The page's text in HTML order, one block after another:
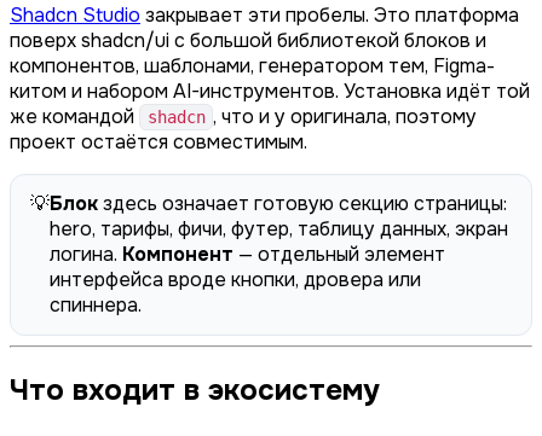
Shadcn Studio закрывает эти пробелы. Это платформа
поверх shadcn/ui с большой библиотекой блоков и
компонентов, шаблонами, генератором тем, Figma-
китом и набором AI-инструментов. Установка идёт той
же командой
shadcn , что и у оригинала, поэтому
проект остаётся совместимым.
💡Блокздесь означает готовую секцию страницы:
hero, тарифы, фичи, футер, таблицу данных, экран
логина. Компонент — отдельный элемент
интерфейса вроде кнопки, дровера или
спиннера.
Что входит в экосистему